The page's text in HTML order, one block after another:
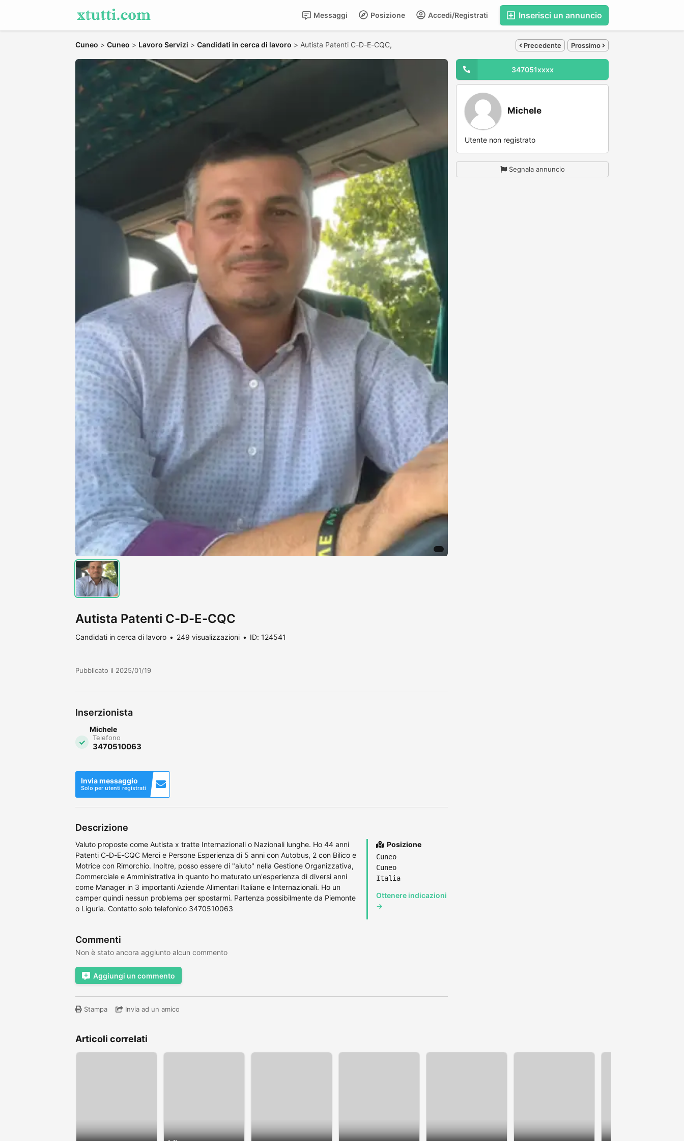
Inserisci un annuncio
Accedi/Registrati
Posizione
Messaggi
Cuneo > Cuneo > Lavoro Servizi > Candidati in cerca di lavoro > Autista Patenti C-D-E-CQC, Precedente Prossimo
Autista Patenti C-D-E-CQC
Candidati in cerca di lavoro 249 visualizzazioni ID: 124541
Pubblicato il 2025/01/19
Inserzionista
Michele
Telefono
3470510063
Invia messaggio
Solo per utenti registrati
Descrizione
Valuto proposte come Autista x tratte Internazionali o Nazionali lunghe. Ho 44 anni
Patenti C-D-E-CQC Merci e Persone Esperienza di 5 anni con Autobus, 2 con Bilico e
Motrice con Rimorchio. Inoltre, posso essere di "aiuto" nella Gestione Organizzativa,
Commerciale e Amministrativa in quanto ho maturato un'esperienza di diversi anni
come Manager in 3 importanti Aziende Alimentari Italiane e Internazionali. Ho un
camper quindi nessun problema per spostarmi. Partenza possibilmente da Piemonte
o Liguria. Contatto solo telefonico 3470510063
Posizione
Cuneo
Cuneo
Italia
Ottenere indicazioni
→
Commenti
Non è stato ancora aggiunto alcun commento
Aggiungi un commento
Stampa Invia ad un amico
347051xxxx
Michele
Utente non registrato
Segnala annuncio
Articoli correlati